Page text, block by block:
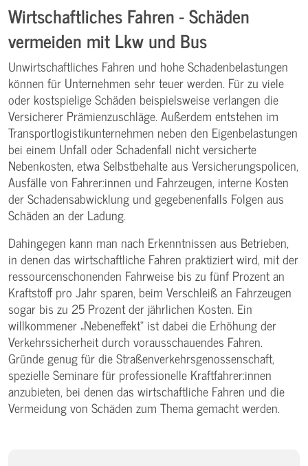
Wirtschaftliches Fahren - Schäden
vermeiden mit Lkw und Bus
Unwirtschaftliches Fahren und hohe Schadenbelastungen
können für Unternehmen sehr teuer werden. Für zu viele
oder kostspielige Schäden beispielsweise verlangen die
Versicherer Prämienzuschläge. Außerdem entstehen im
Transportlogistikunternehmen neben den Eigenbelastungen
bei einem Unfall oder Schadenfall nicht versicherte
Nebenkosten, etwa Selbstbehalte aus Versicherungspolicen,
Ausfälle von Fahrer:innen und Fahrzeugen, interne Kosten
der Schadensabwicklung und gegebenenfalls Folgen aus
Schäden an der Ladung.
Dahingegen kann man nach Erkenntnissen aus Betrieben,
in denen das wirtschaftliche Fahren praktiziert wird, mit der
ressourcenschonenden Fahrweise bis zu fünf Prozent an
Kraftstoff pro Jahr sparen, beim Verschleiß an Fahrzeugen
sogar bis zu 25 Prozent der jährlichen Kosten. Ein
willkommener „Nebeneffekt“ ist dabei die Erhöhung der
Verkehrssicherheit durch vorausschauendes Fahren.
Gründe genug für die Straßenverkehrsgenossenschaft,
spezielle Seminare für professionelle Kraftfahrer:innen
anzubieten, bei denen das wirtschaftliche Fahren und die
Vermeidung von Schäden zum Thema gemacht werden.